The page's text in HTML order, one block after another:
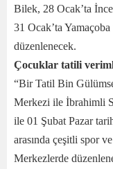
Bilek, 28 Ocak’ta
31 Ocak’ta
düzenlenecek.
Çocuklar tatili
“Bir Tatil Bin
Merkezi ile İbrahimli
ile 01 Şubat Pazar
arasında çeşitli spor
Merkezlerde